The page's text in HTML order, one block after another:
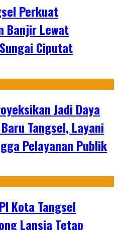
Perkuat
Banjir Lewat
Ciputat
Jadi Daya
Tangsel, Layani
Pelayanan Publik
Kota Tangsel
Lansia Tetap